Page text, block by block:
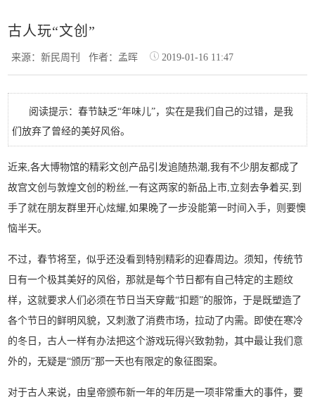
古人玩“文创”
来源：新民周刊作者：孟晖 2019-01-16 11:47
阅读提示：春节缺乏“年味儿”，实在是我们自己的过错，是我
们放弃了曾经的美好风俗。
近来,各大博物馆的精彩文创产品引发追随热潮,我有不少朋友都成了
故宫文创与敦煌文创的粉丝,一有这两家的新品上市,立刻去争着买,到
手了就在朋友群里开心炫耀,如果晚了一步没能第一时间入手，则要懊
恼半天。
不过，春节将至，似乎还没看到特别精彩的迎春周边。须知，传统节
日有一个极其美好的风俗，那就是每个节日都有自己特定的主题纹
样，这就要求人们必须在节日当天穿戴“扣题”的服饰，于是既塑造了
各个节日的鲜明风貌，又刺激了消费市场，拉动了内需。即使在寒冷
的冬日，古人一样有办法把这个游戏玩得兴致勃勃，其中最让我们意
外的，无疑是“颁历”那一天也有限定的象征图案。
对于古人来说，由皇帝颁布新一年的年历是一项非常重大的事件，要